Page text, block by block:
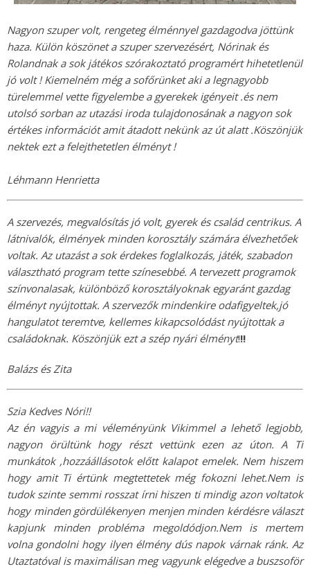
Nagyon szuper volt, rengeteg élménnyel gazdagodva jöttünk
haza. Külön köszönet a szuper szervezésért, Nórinak és
Rolandnak a sok játékos szórakoztató programért hihetetlenül
jó volt ! Kiemelném még a sofőrünket aki a legnagyobb
türelemmel vette figyelembe a gyerekek igényeit .és nem
utolsó sorban az utazási iroda tulajdonosának a nagyon sok
értékes információt amit átadott nekünk az út alatt .Köszönjük
nektek ezt a felejthetetlen élményt !
Léhmann Henrietta
A szervezés, megvalósítás jó volt, gyerek és család centrikus. A
látnivalók, élmények minden korosztály számára élvezhetőek
voltak. Az utazást a sok érdekes foglalkozás, játék, szabadon
választható program tette színesebbé. A tervezett programok
színvonalasak, különböző korosztályoknak egyaránt gazdag
élményt nyújtottak. A szervezők mindenkire odafigyeltek,jó
hangulatot teremtve, kellemes kikapcsolódást nyújtottak a
családoknak. Köszönjük ezt a szép nyári élményt!!!
Balázs és Zita
Szia Kedves Nóri!!
Az én vagyis a mi véleményünk Vikimmel a lehető legjobb,
nagyon örültünk hogy részt vettünk ezen az úton. A Ti
munkátok ,hozzáállásotok előtt kalapot emelek. Nem hiszem
hogy amit Ti értünk megtettetek még fokozni lehet.Nem is
tudok szinte semmi rosszat írni hiszen ti mindig azon voltatok
hogy minden gördülékenyen menjen minden kérdésre választ
kapjunk minden probléma megoldódjon.Nem is mertem
volna gondolni hogy ilyen élmény dús napok várnak ránk. Az
Utaztatóval is maximálisan meg vagyunk elégedve a buszsoför